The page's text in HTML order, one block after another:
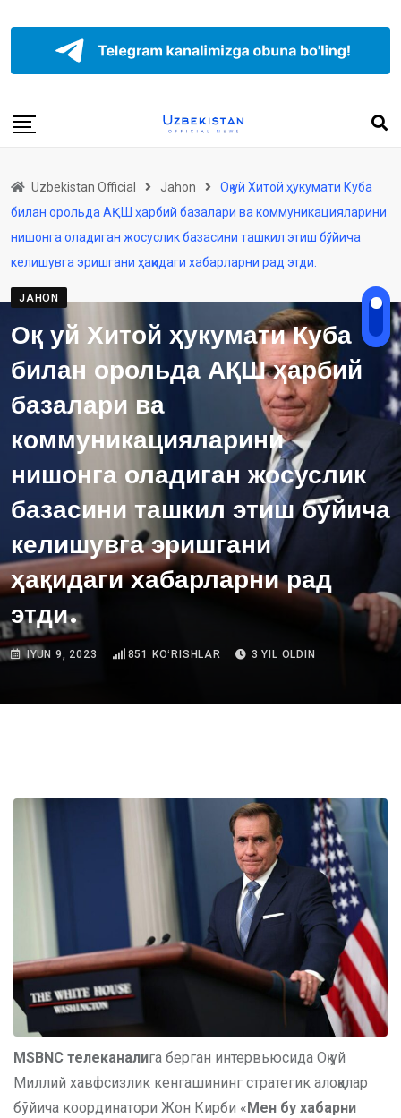
Uzbekistan Official Jahon
Оқ уй Хитой ҳукумати Куба
билан орольда АҚШ ҳарбий базалари ва коммуникацияларини
нишонга оладиган жосуслик базасини ташкил этиш бўйича
келишувга эришгани ҳақидаги хабарларни рад этди.
JAHON
Оқ уй Хитой ҳукумати Куба
билан орольда АҚШ ҳарбий
базалари ва
коммуникацияларини
нишонга оладиган жосуслик
базасини ташкил этиш бўйича
келишувга эришгани
ҳақидаги хабарларни рад
этди.
IYUN 9, 2023 851 KOʻRISHLAR 3 YIL OLDIN
МSBNC телеканалига берган интервьюсида Оқ уй
Миллий хавфсизлик кенгашининг стратегик алоқалар
бўйича координатори Жон Кирби «Мен бу хабарни